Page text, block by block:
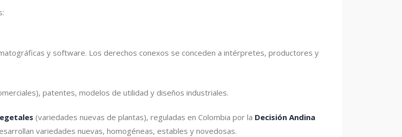
y software. Los derechos conexos se conceden a intérpretes, productores y
patentes, modelos de utilidad y diseños industriales.
(variedades nuevas de plantas), reguladas en Colombia por la Decisión Andina
variedades nuevas, homogéneas, estables y novedosas.